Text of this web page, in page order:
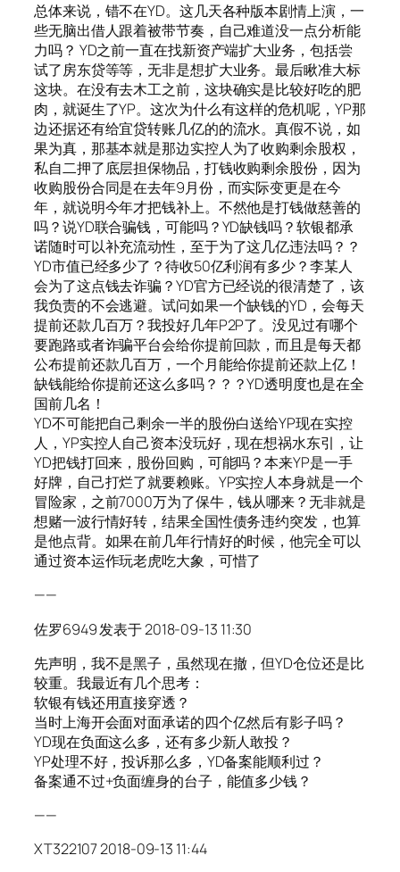
总体来说，错不在YD。这几天各种版本剧情上演，一
些无脑出借人跟着被带节奏，自己难道没一点分析能
力吗？ YD之前一直在找新资产端扩大业务，包括尝
试了房东贷等等，无非是想扩大业务。最后瞅准大标
这块。在没有去木工之前，这块确实是比较好吃的肥
肉，就诞生了YP。这次为什么有这样的危机呢，YP那
边还据还有给宜贷转账几亿的的流水。真假不说，如
果为真，那基本就是那边实控人为了收购剩余股权，
私自二押了底层担保物品，打钱收购剩余股份，因为
收购股份合同是在去年9月份，而实际变更是在今
年，就说明今年才把钱补上。不然他是打钱做慈善的
吗？说YD联合骗钱，可能吗？YD缺钱吗？软银都承
诺随时可以补充流动性，至于为了这几亿违法吗？？
YD市值已经多少了？待收50亿利润有多少？李某人
会为了这点钱去诈骗？YD官方已经说的很清楚了，该
我负责的不会逃避。试问如果一个缺钱的YD，会每天
提前还款几百万？我投好几年P2P了。没见过有哪个
要跑路或者诈骗平台会给你提前回款，而且是每天都
公布提前还款几百万，一个月能给你提前还款上亿！
缺钱能给你提前还这么多吗？？？YD透明度也是在全
国前几名！
YD不可能把自己剩余一半的股份白送给YP现在实控
人，YP实控人自己资本没玩好，现在想祸水东引，让
YD把钱打回来，股份回购，可能吗？本来YP是一手
好牌，自己打烂了就要赖账。YP实控人本身就是一个
冒险家，之前7000万为了保牛，钱从哪来？无非就是
想赌一波行情好转，结果全国性债务违约突发，也算
是他点背。如果在前几年行情好的时候，他完全可以
通过资本运作玩老虎吃大象，可惜了
——
佐罗6949 发表于 2018-09-13 11:30
先声明，我不是黑子，虽然现在撤，但YD仓位还是比
较重。我最近有几个思考：
软银有钱还用直接穿透？
当时上海开会面对面承诺的四个亿然后有影子吗？
YD现在负面这么多，还有多少新人敢投？
YP处理不好，投诉那么多，YD备案能顺利过？
备案通不过+负面缠身的台子，能值多少钱？
——
XT322107 2018-09-13 11:44